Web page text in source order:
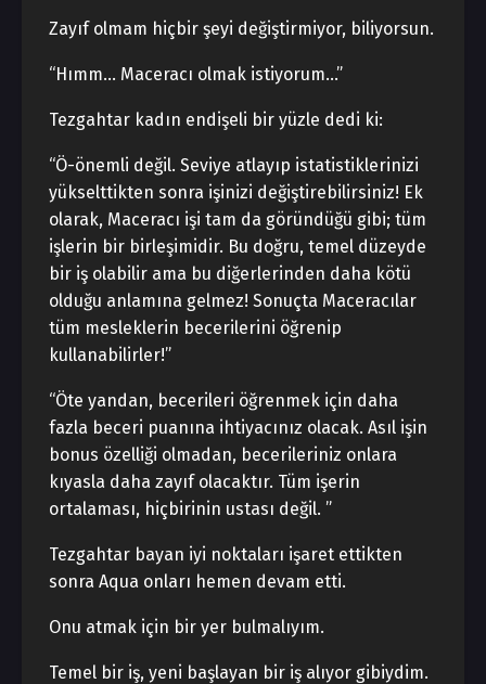
Zayıf olmam hiçbir şeyi değiştirmiyor, biliyorsun.
“Hımm… Maceracı olmak istiyorum…”
Tezgahtar kadın endişeli bir yüzle dedi ki:
“Ö-önemli değil. Seviye atlayıp istatistiklerinizi
yükselttikten sonra işinizi değiştirebilirsiniz! Ek
olarak, Maceracı işi tam da göründüğü gibi; tüm
işlerin bir birleşimidir. Bu doğru, temel düzeyde
bir iş olabilir ama bu diğerlerinden daha kötü
olduğu anlamına gelmez! Sonuçta Maceracılar
tüm mesleklerin becerilerini öğrenip
kullanabilirler!”
“Öte yandan, becerileri öğrenmek için daha
fazla beceri puanına ihtiyacınız olacak. Asıl işin
bonus özelliği olmadan, becerileriniz onlara
kıyasla daha zayıf olacaktır. Tüm işerin
ortalaması, hiçbirinin ustası değil. ”
Tezgahtar bayan iyi noktaları işaret ettikten
sonra Aqua onları hemen devam etti.
Onu atmak için bir yer bulmalıyım.
Temel bir iş, yeni başlayan bir iş alıyor gibiydim.